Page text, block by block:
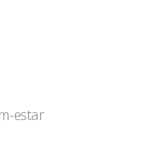
estar